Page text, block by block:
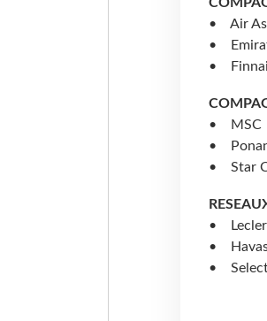
• Air
•
•
• MSC
•
• Star
•
• Havas
•